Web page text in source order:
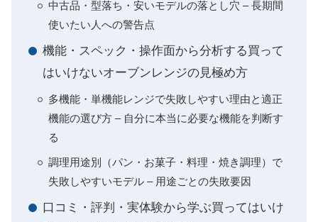
中古品・型落ち・安いモデルの落とし穴 – 長期間
使いたい人への警告点
機能・スペック・操作面から分析する買って
はいけないオーブンレンジの見極め方
多機能・単機能レンジで失敗しやすい理由と適正
機能の選び方 – 自分に本当に必要な機能を判断す
る
調理用途別（パン・お菓子・料理・焼き調理）で
失敗しやすいモデル – 用途ごとの失敗要因
口コミ・評判・実体験から学ぶ買ってはいけ